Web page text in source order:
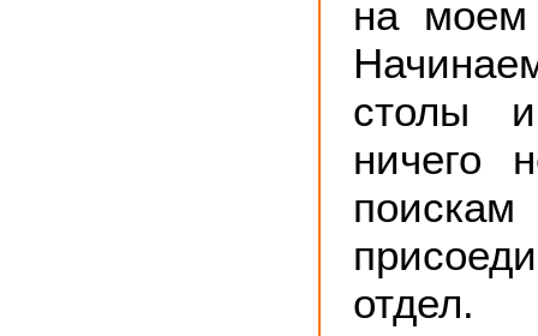
на
столы
ничего
поискам